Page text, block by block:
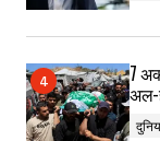
7
अल-